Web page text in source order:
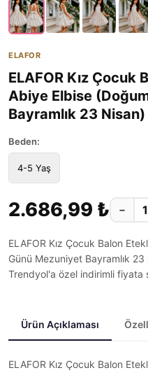
ELAFOR
ELAFOR Kız Çocuk
Abiye Elbise
Bayramlık 23 Nisan)
Beden:
4-5 Yaş
2.686,99 ₺ −
ELAFOR Kız Çocuk Balon
Günü Mezuniyet Bayramlık 23
Trendyol'a özel indirimli fiyata
Ürün Açıklaması
ELAFOR Kız Çocuk Balon